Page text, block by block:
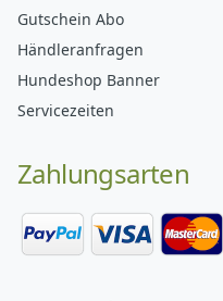
Gutschein Abo
Händleranfragen
Hundeshop Banner
Servicezeiten
Zahlungsarten